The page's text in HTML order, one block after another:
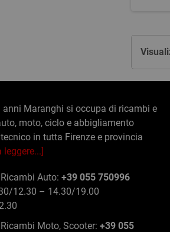
anni Maranghi si occupa di ricambi e
moto, ciclo e abbigliamento
in tutta Firenze e provincia
leggere...]
Auto: +39 055 750996
12.30 – 14.30/19.00
Moto, Scooter: +39 055